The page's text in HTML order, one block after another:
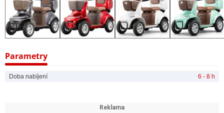
CROSS SOLA PROFI nabízí maximální dojezd až 45 km na jedno nabití
– dostatečná vzdálenost pro běžné denní potřeby i delší vyjížďky. O
pohon se stará spolehlivý 1000W bezkartáčový motor, který zajistí tichý
a plynulý chod bez potřeby časté údržby.
nejen spolehlivá, ale i bezpečnější než běžné Li-ion články. Olověné
gelové akumulátory jsou obecně odolnější vůči přehřátí a nehrozí u nich
použití. Nabíjení trvá přibližně 8 hodin, takže je skútr během noci vždy
Parametry
Doba nabíjení 6 - 8 h